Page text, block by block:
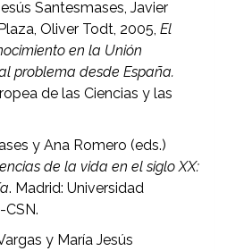
Santesmases, Javier
Oliver Todt, 2005,El
en la Unión
problema desde España.
de las Ciencias y las
y Ana Romero (eds.)
de la vida en el siglo XX:
. Madrid: Universidad
y María Jesús